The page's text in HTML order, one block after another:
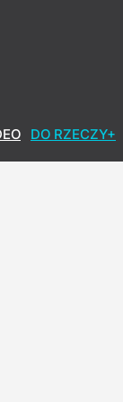
DO RZECZY+